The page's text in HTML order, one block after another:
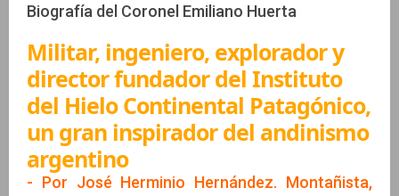
José Herminio Hernández. Montañista, Coronel (RE)
Biografía del Coronel Emiliano Huerta
Militar, ingeniero, explorador y
director fundador del Instituto
del Hielo Continental Patagónico,
un gran inspirador del andinismo
argentino
- Por José Herminio Hernández. Montañista,